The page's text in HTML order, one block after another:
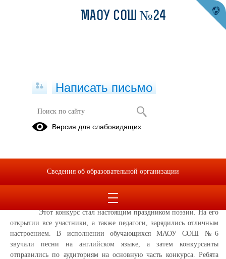
Поздравляем Штейнерт Ольгу!
30 ноября на базе МАОУ СОШ№6 г. Карпинск состоялся открытый
городской конкурс чтецов на иностранных языках
Целью конкурса является развитие интереса к мировому
Этот конкурс стал настоящим праздником поэзии. На его
открытии все участники, а также педагоги, зарядились отличным
настроением. В исполнении обучающихся МАОУ СОШ №6
звучали песни на английском языке, а затем конкурсанты
отправились по аудиториям на основную часть конкурса. Ребята
МАОУ СОШ №24
Написать письмо
Версия для слабовидящих
Сведения об образовательной организации